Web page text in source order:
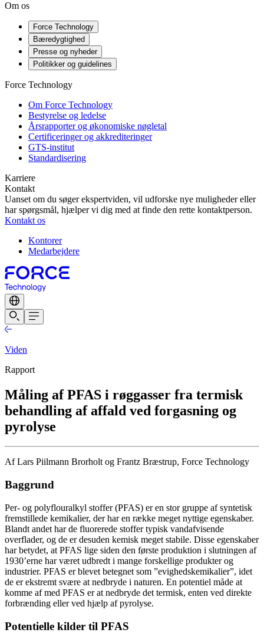
Om os
Force Technology
Bæredygtighed
Presse og nyheder
Politikker og guidelines
Force Technology
Om Force Technology
Bestyrelse og ledelse
Årsrapporter og økonomiske nøgletal
Certificeringer og akkrediteringer
GTS-institut
Standardisering
Karriere
Kontakt
Uanset om du søger ekspertviden, vil udforske nye muligheder eller
har spørgsmål, hjælper vi dig med at finde den rette kontaktperson.
Kontakt os
Kontorer
Medarbejdere
Viden
Rapport
Måling af PFAS i røggasser fra termisk
behandling af affald ved forgasning og
pyrolyse
Af Lars Piilmann Brorholt og Frantz Bræstrup, Force Technology
Baggrund
Per- og polyflouralkyl stoffer (PFAS) er en stor gruppe af syntetisk
fremstillede kemikalier, der har en række meget nyttige egenskaber.
Blandt andet har de fluorerede stoffer typisk vandafvisende
overflader, og de er desuden kemisk meget stabile. Disse egenskaber
har betydet, at PFAS lige siden den første produktion i slutningen af
1930’erne har været udbredt i mange forskellige produkter og
industrier. PFAS er blevet betegnet som ”evighedskemikalier”, idet
de er ekstremt svære at nedbryde i naturen. En potentiel måde at
komme af med PFAS er at nedbryde det termisk, enten ved direkte
forbrænding eller ved hjælp af pyrolyse.
Potentielle kilder til PFAS